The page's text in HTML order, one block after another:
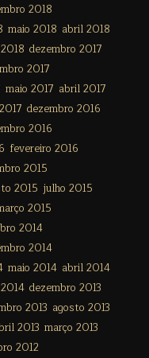
2018
maio 2018 abril 2018
dezembro 2017
2017
maio 2017 abril 2017
dezembro 2016
2016
fevereiro 2016
2015
2015 julho 2015
2015
2014
2014
maio 2014 abril 2014
dezembro 2013
2013 agosto 2013
2013 março 2013
2012